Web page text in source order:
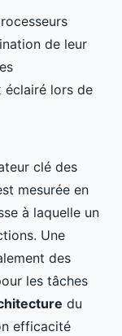
de leur
éclairé lors de
clé des
mesurée en
à laquelle un
Une
des
les tâches
du
efficacité